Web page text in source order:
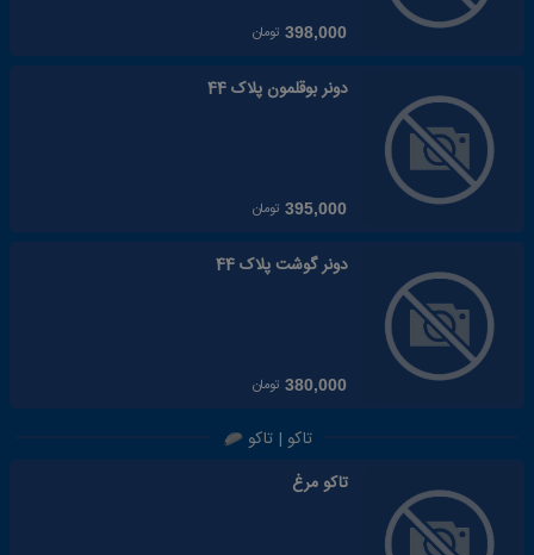
398,000 تومان
دونر بوقلمون پلاک 44
395,000 تومان
دونر گوشت پلاک 44
380,000 تومان
تاکو | تاکو
تاکو مرغ